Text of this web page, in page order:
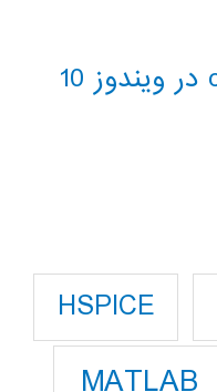
HSPICE